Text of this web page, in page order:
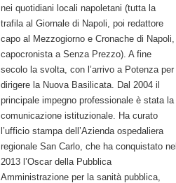
nei quotidiani locali napoletani (tutta la
trafila al Giornale di Napoli, poi redattore
capo al Mezzogiorno e Cronache di Napoli,
capocronista a Senza Prezzo). A fine
secolo la svolta, con l’arrivo a Potenza per
dirigere la Nuova Basilicata. Dal 2004 il
principale impegno professionale è stata la
comunicazione istituzionale. Ha curato
l’ufficio stampa dell’Azienda ospedaliera
regionale San Carlo, che ha conquistato nel
2013 l’Oscar della Pubblica
Amministrazione per la sanità pubblica,